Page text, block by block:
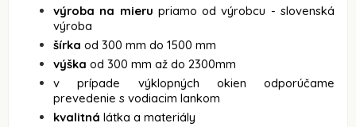
výroba na mieru priamo od výrobcu - slovenská
výroba
šírka od 300 mm do 1500 mm
výška od 300 mm až do 2300mm
v prípade výklopných okien odporúčame
prevedenie s vodiacim lankom
kvalitná látka a materiály